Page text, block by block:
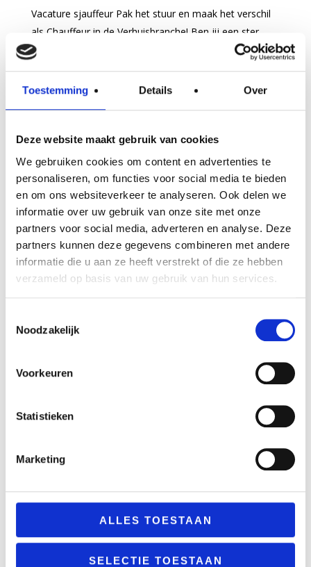
Toestemming Details Over
Deze website maakt gebruik van cookies
We gebruiken cookies om content en advertenties te
personaliseren, om functies voor social media te bieden
en om ons websiteverkeer te analyseren. Ook delen we
informatie over uw gebruik van onze site met onze
partners voor social media, adverteren en analyse. Deze
partners kunnen deze gegevens combineren met andere
informatie die u aan ze heeft verstrekt of die ze hebben
verzameld op basis van uw gebruik van hun services.
Noodzakelijk
Voorkeuren
Statistieken
Marketing
ALLES TOESTAAN
SELECTIE TOESTAAN
Vacature sjauffeur Pak het stuur en maak het verschil
als Chauffeur in de Verhuisbranche! Ben jij een ster
achter het stuur en wil je elke dag iets nieuws beleven?
WIJ ZOEKEN VERSTERKING
Administratief Medewerker (m/v) Maakt onderdeel uit
administratief medewerker binnen Verkroost verricht
0